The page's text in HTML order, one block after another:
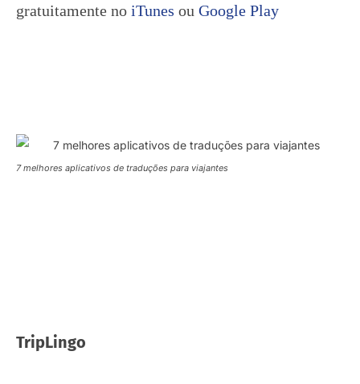
gratuitamente no iTunes ou Google Play
7 melhores aplicativos de traduções para viajantes
TripLingo